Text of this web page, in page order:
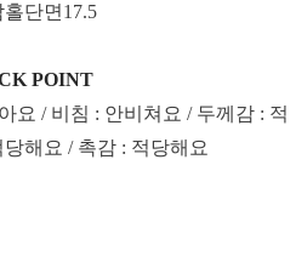
홀단면17.5
POINT
요 / 비침 : 안비쳐요 / 두께감 : 적
해요 / 촉감 : 적당해요